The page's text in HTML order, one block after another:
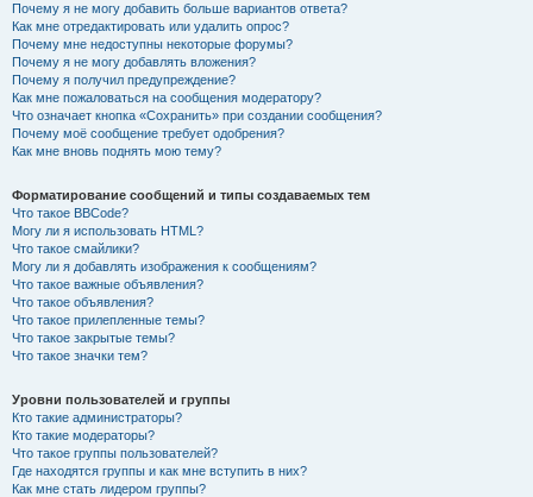
Почему я не могу добавить больше вариантов ответа?
Как мне отредактировать или удалить опрос?
Почему мне недоступны некоторые форумы?
Почему я не могу добавлять вложения?
Почему я получил предупреждение?
Как мне пожаловаться на сообщения модератору?
Что означает кнопка «Сохранить» при создании сообщения?
Почему моё сообщение требует одобрения?
Как мне вновь поднять мою тему?
Форматирование сообщений и типы создаваемых тем
Что такое BBCode?
Могу ли я использовать HTML?
Что такое смайлики?
Могу ли я добавлять изображения к сообщениям?
Что такое важные объявления?
Что такое объявления?
Что такое прилепленные темы?
Что такое закрытые темы?
Что такое значки тем?
Уровни пользователей и группы
Кто такие администраторы?
Кто такие модераторы?
Что такое группы пользователей?
Где находятся группы и как мне вступить в них?
Как мне стать лидером группы?